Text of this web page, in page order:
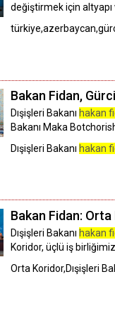
değiştirmek için altyapı
Bakan Fidan,
Dışişleri Bakanı hakan
Bakanı Maka
Dışişleri Bakanı hakan
Bakan Fidan:
Dışişleri Bakanı hakan
Koridor, üçlü iş
Orta Koridor,Dışişleri